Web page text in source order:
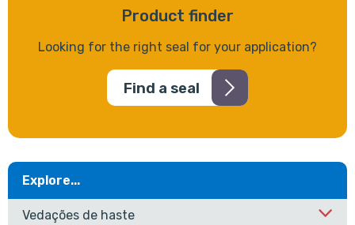
Product finder
Looking for the right seal for your application?
Find a seal
Explore...
Vedações de haste